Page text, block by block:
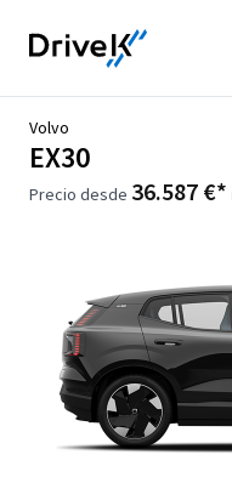
Volvo
EX30
Precio desde 36.587 €*